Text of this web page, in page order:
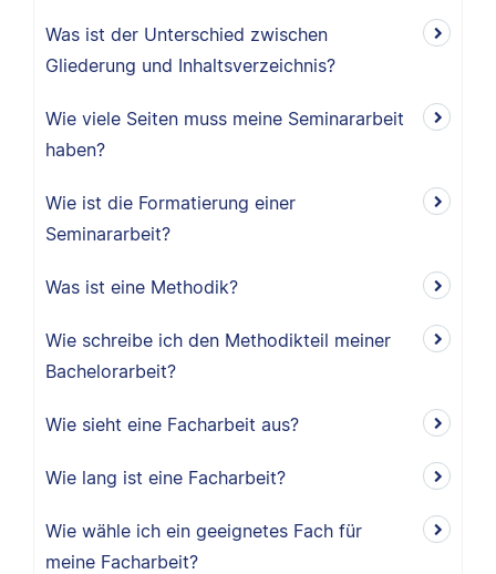
Was ist der Unterschied zwischen
Gliederung und Inhaltsverzeichnis?
Wie viele Seiten muss meine Seminararbeit
haben?
Wie ist die Formatierung einer
Seminararbeit?
Was ist eine Methodik?
Wie schreibe ich den Methodikteil meiner
Bachelorarbeit?
Wie sieht eine Facharbeit aus?
Wie lang ist eine Facharbeit?
Wie wähle ich ein geeignetes Fach für
meine Facharbeit?